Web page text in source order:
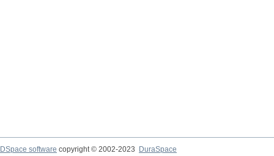
DSpace software copyright © 2002-2023
DuraSpace